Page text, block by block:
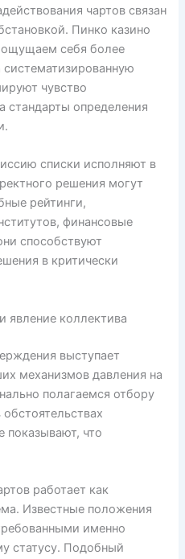
чартов связан
Пинко казино
себя более
чувство
стандарты определения
списки исполняют в
решения могут
рейтинги,
финансовые
способствуют
в критически
явление коллектива
выступает
механизмов давления на
полагаемся отбору
показывают, что
работает как
Известные положения
именно
статусу. Подобный